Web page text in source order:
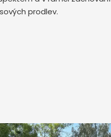
prodlev.